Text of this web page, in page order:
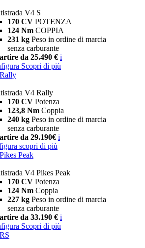
V4 S
170 CV POTENZA
124 Nm COPPIA
231 kg Peso in ordine di marcia
senza carburante
da 25.490 € i
Scopri di più
V4 Rally
170 CV Potenza
123,8 Nm Coppia
240 kg Peso in ordine di marcia
senza carburante
da 29.190€ i
scopri di più
Peak
V4 Pikes Peak
170 CV Potenza
124 Nm Coppia
227 kg Peso in ordine di marcia
senza carburante
da 33.190 € i
Scopri di più